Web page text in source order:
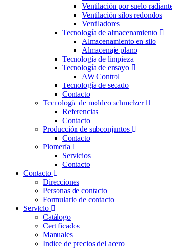
Ventilación por suelo
Ventilación silos redondos
Ventiladores
Tecnología de almacenamiento
Almacenamiento en silo
Almacenaje plano
Tecnología de limpieza
Tecnología de ensayo
AW Control
Tecnología de secado
Contacto
Tecnología de moldeo schmelzer
Referencias
Contacto
Producción de subconjuntos
Contacto
Plomería
Servicios
Contacto
Contacto
Direcciones
Personas de contacto
Formulario de contacto
Servicio
Catálogo
Certificados
Manuales
Indice de precios del acero